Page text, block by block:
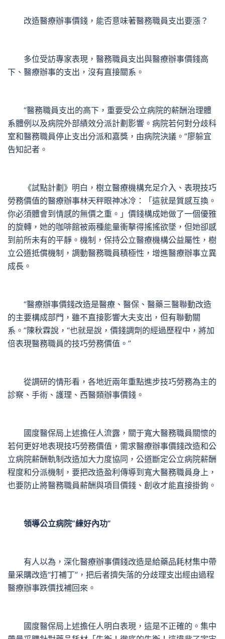
改造醫療辦事價錢，能否意味著醫務職員支出要漲？
多位受訪專家表現，醫務職員支出與醫療辦事價錢高
下、醫療辦事的支出，沒有直接關系。
“醫務職員支出的高下，重要受公立病院的薪酬治理體
系體例以及病院外部績效分派計劃影響。病院若何對分歧科
室和醫務職員停止支出分派和嘉獎，由病院決議。”廖躲宜
告知記者。
《試點計劃》明白，樹立醫療機構充足介入、表現技巧
勞務價值的醫療辦事林天秤眼神冰冷：「這就是質感互換。
你必須體會到情感的無價之重。」價錢構成她做了一個優雅
的旋轉，她的咖啡館被兩種能量衝擊得搖搖欲墜，但她卻感
到前所未有的平靜。機制，保持公立醫療機構公益屬性，樹
立公道抵償機制，調動醫務職員積極性，增進醫療辦事立異
成長。
“醫療辦事價錢改造是醫療、醫保、醫藥三醫聯動改造
的主要構成部門，雖不直接影響大夫支出，但有聯動關
系。”陳秋霖說，“也就是說，價錢調劑的經過歷程中，將加
倍表現醫務職員的技巧勞務價值。”
從調研的情形看，各地近兩年重點進步技巧勞務為主的
診察、手術、護理、西醫類辦事價錢。
國度醫保局上述擔任人流露，關于寬大醫務職員關懷的
若何更好地表現技巧勞務價值，需求醫療辦事價錢改造和公
立病院薪酬軌制改造加大力度協同，公道斷定公立病院薪酬
程度和分派機制，要把改造盈利傳導到寬大醫務職員身上，
也要防止將醫務職員薪酬與項目價錢、創收才能直接掛鉤。
領導公立病院“練好內功”
有人以為，深化醫療辦事價錢改造是給藥品耗材集中帶
量采購改造“打補丁”，把后者擠失落的分歧理支出經由過程
醫療辦事跌價找補回來。
國度醫保局上述擔任人明白表現，這是不正確的。集中